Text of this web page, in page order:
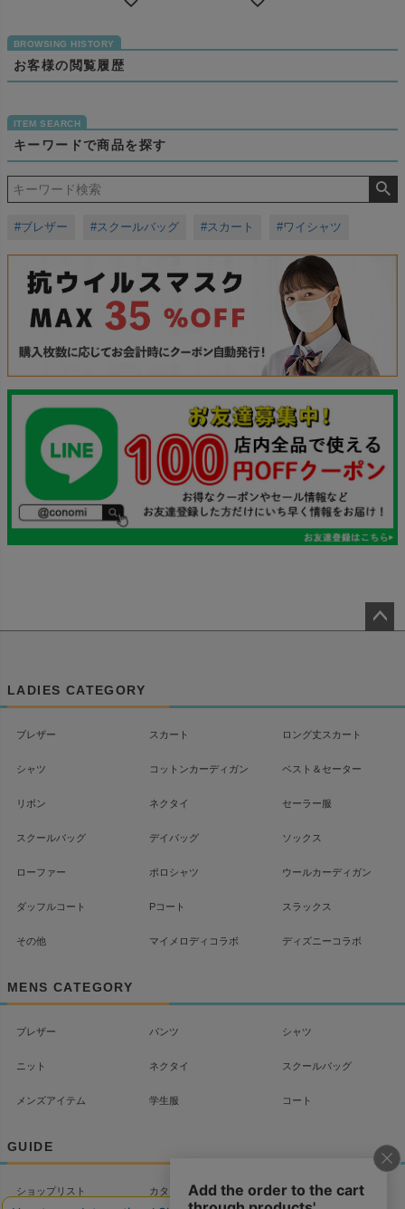
お客様の閲覧履歴
キーワードで商品を探す
#ブレザー #スクールバッグ #スカート #ワイシャツ
LADIES CATEGORY
ブレザー スカート ロング丈スカート
シャツ コットンカーディガン ベスト＆セーター
リボン ネクタイ セーラー服
スクールバッグ デイバッグ ソックス
ローファー ポロシャツ ウールカーディガン
ダッフルコート Pコート スラックス
その他 マイメロディコラボ ディズニーコラボ
MENS CATEGORY
ブレザー パンツ シャツ
ニット ネクタイ スクールバッグ
メンズアイテム 学生服 コート
GUIDE
ショップリスト カタログ 配送について